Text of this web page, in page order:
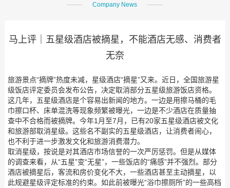
Company News
马上评｜五星级酒店被摘星，不能酒店无感、消费者
无奈
旅游景点“摘牌”热度未减，星级酒店“摘星”又来。近日，全国旅游星
级饭店评定委员会发布公告，决定取消部分五星级旅游饭店资格。
这几年，五星级酒店是个容易出新闻的地方。一边是用擦马桶的毛
巾擦口杯、床单混洗等现象频繁被曝光，一边是不少酒店在质量抽
查中不合格而被摘牌。今年1月至7月，已有20家五星级酒店被文化
和旅游部取消星级。这些名不副实的五星级酒店，让消费者闹心，
也不利于进一步激发文化和旅游消费潜力。
取消星级，按说是对其酒店市场信誉的一次严厉惩罚。但是从媒体
的调查来看，从“五星”变“无星”，一些饭店的“痛感”并不强烈。部分
酒店被摘星后，客流和房价变化不大，一些酒店甚至主动摘星，以
此规避星级评定标准的约束。如此前被曝光“浴巾擦厕所”的一些高档